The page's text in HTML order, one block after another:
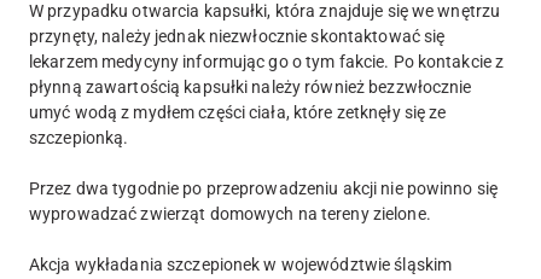
W przypadku otwarcia kapsułki, która znajduje się we wnętrzu
przynęty, należy jednak niezwłocznie skontaktować się
lekarzem medycyny informując go o tym fakcie. Po kontakcie z
płynną zawartością kapsułki należy również bezzwłocznie
umyć wodą z mydłem części ciała, które zetknęły się ze
szczepionką.
Przez dwa tygodnie po przeprowadzeniu akcji nie powinno się
wyprowadzać zwierząt domowych na tereny zielone.
Akcja wykładania szczepionek w województwie śląskim